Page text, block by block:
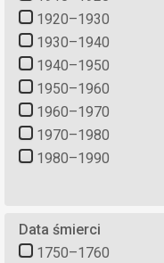
1920–1930
1930–1940
1940–1950
1950–1960
1960–1970
1970–1980
1980–1990
Data śmierci
1750–1760